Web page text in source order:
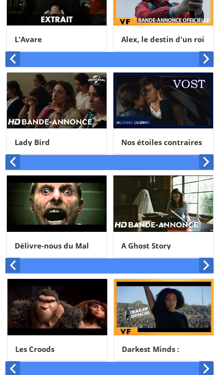
L'Avare Alex, le destin d'un roi
Lady Bird Nos étoiles contraires
Délivre-nous du Mal A Ghost Story
Les Croods
Darkest Minds :
Rébellion